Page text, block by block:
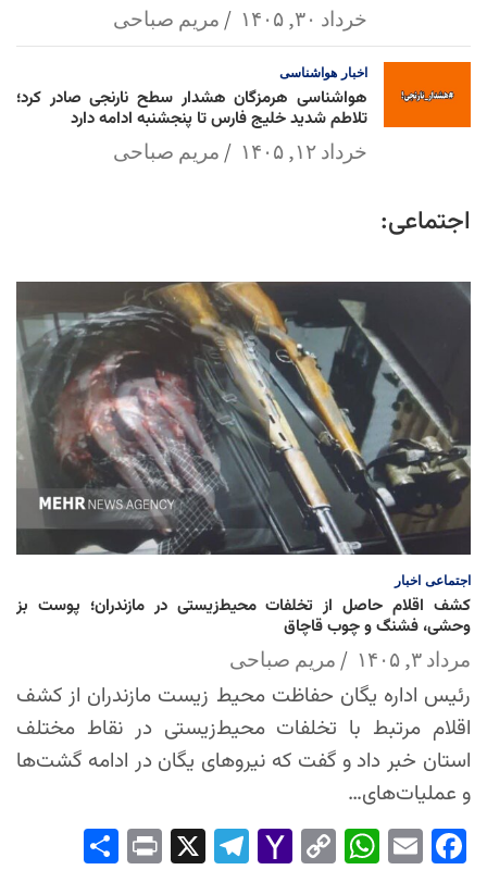
خرداد ۳۰, ۱۴۰۵ مریم صباحی
اخبار هواشناسی
هواشناسی هرمزگان هشدار سطح نارنجی صادر کرد؛
تلاطم شدید خلیج فارس تا پنجشنبه ادامه دارد
خرداد ۱۲, ۱۴۰۵ مریم صباحی
اجتماعی:
اجتماعی اخبار
کشف اقلام حاصل از تخلفات محیط‌زیستی در مازندران؛ پوست بز
وحشی، فشنگ و چوب قاچاق
مرداد ۳, ۱۴۰۵ مریم صباحی
رئیس اداره یگان حفاظت محیط زیست مازندران از کشف
اقلام مرتبط با تخلفات محیط‌زیستی در نقاط مختلف
استان خبر داد و گفت که نیروهای یگان در ادامه گشت‌ها
و عملیات‌های…
Fac
Em
Wh
Co
Yah
Tel
Pri